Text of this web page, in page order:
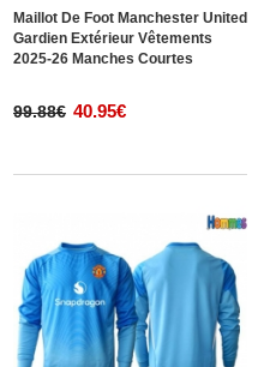
Maillot De Foot Manchester United
Gardien Extérieur Vêtements
2025-26 Manches Courtes
99.88€ 40.95€